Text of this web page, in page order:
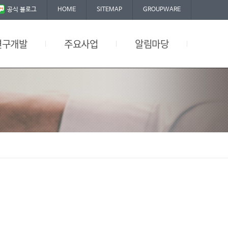
공식 블로그 HOME SITEMAP GROUPWARE
개발 주요사업 알림마당